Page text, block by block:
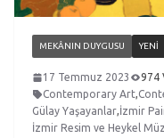
MEKÂNIN DUYGUSU YENI
17 Temmuz 2023
974
Contemporary Art,
Gülay Yaşayanlar,İzmir
İzmir Resim ve Heykel